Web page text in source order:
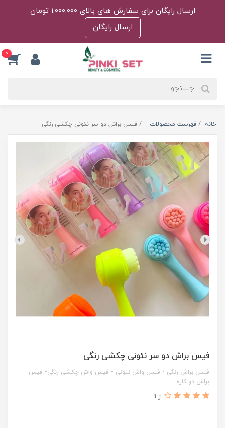
ارسال رایگان برای سفارش های بالای 1.000.000 تومان
ارسال رایگان
0
خانه فهرست محصولات فیس براش دو سر نئونی چکشی رنگی
فیس براش دو سر نئونی چکشی رنگی
فیس براش رنگی - فیس واش نئونی - فیس واش چکشی رنگی- فیس
براش دو کاره
از 9